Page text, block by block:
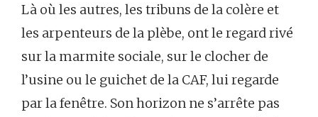
Là où les autres, les tribuns de la colère et
les arpenteurs de la plèbe, ont le regard rivé
sur la marmite sociale, sur le clocher de
l’usine ou le guichet de la CAF, lui regarde
par la fenêtre. Son horizon ne s’arrête pas